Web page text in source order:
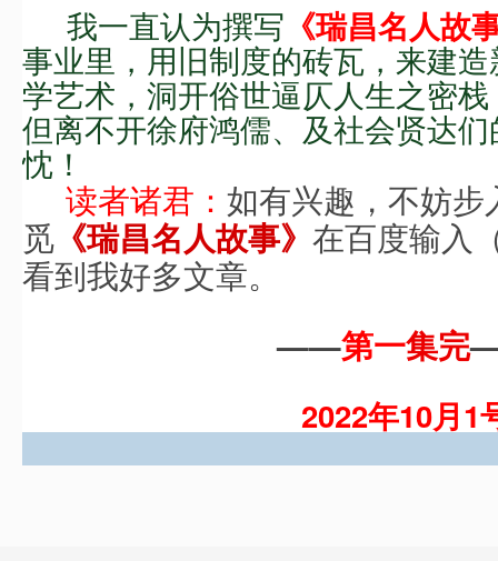
我一直认为撰写 《瑞昌名人故
事业里，用旧制度的砖瓦，来建
学艺术 ，洞开俗世逼仄人生之密
但离不开徐府鸿儒、及社会贤达
忱！
读者诸君： 如有兴趣，不妨步
觅 《瑞昌名人故事》 在百度输入
看到我好多文章。
——第一集完
2022年10月1